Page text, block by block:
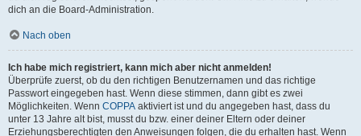
dich an die Board-Administration.
Nach oben
Ich habe mich registriert, kann mich aber nicht anmelden!
Überprüfe zuerst, ob du den richtigen Benutzernamen und das richtige
Passwort eingegeben hast. Wenn diese stimmen, dann gibt es zwei
Möglichkeiten. Wenn COPPA aktiviert ist und du angegeben hast, dass du
unter 13 Jahre alt bist, musst du bzw. einer deiner Eltern oder deiner
Erziehungsberechtigten den Anweisungen folgen, die du erhalten hast. Wenn